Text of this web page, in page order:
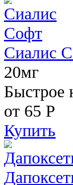
Сиалис
20мг
Быстрое
от 65 Р
Купить